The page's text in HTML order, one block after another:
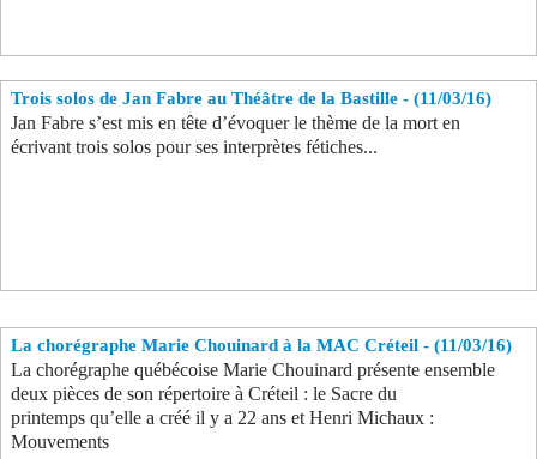
Trois solos de Jan Fabre au Théâtre de la Bastille - (11/03/16)
Jan Fabre s’est mis en tête d’évoquer le thème de la mort en
écrivant trois solos pour ses interprètes fétiches...
La chorégraphe Marie Chouinard à la MAC Créteil - (11/03/16)
La chorégraphe québécoise Marie Chouinard présente ensemble
deux pièces de son répertoire à Créteil : le Sacre du
printemps qu’elle a créé il y a 22 ans et Henri Michaux :
Mouvements